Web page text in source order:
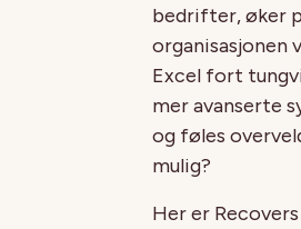
bedrifter, øker
organisasjonen
Excel fort
mer avanserte
og føles
mulig?
Her er